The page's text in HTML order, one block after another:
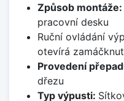
Způsob montáže:
pracovní desku
Ruční ovládání
otevírá
Provedení
dřezu
Typ výpusti: